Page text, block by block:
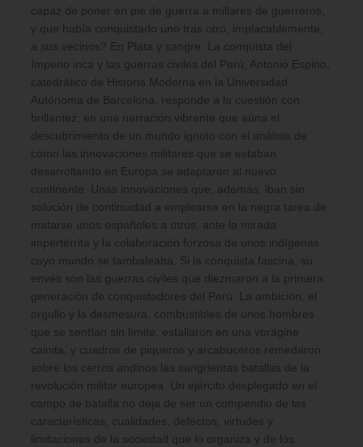
capaz de poner en pie de guerra a millares de guerreros,
y que había conquistado uno tras otro, implacablemente,
a sus vecinos? En Plata y sangre. La conquista del
Imperio inca y las guerras civiles del Perú, Antonio Espino,
catedrático de Historia Moderna en la Universidad
Autónoma de Barcelona, responde a la cuestión con
brillantez, en una narración vibrante que aúna el
descubrimiento de un mundo ignoto con el análisis de
cómo las innovaciones militares que se estaban
desarrollando en Europa se adaptaron al nuevo
continente. Unas innovaciones que, además, iban sin
solución de continuidad a emplearse en la negra tarea de
matarse unos españoles a otros, ante la mirada
impertérrita y la colaboración forzosa de unos indígenas
cuyo mundo se tambaleaba. Si la conquista fascina, su
envés son las guerras civiles que diezmaron a la primera
generación de conquistadores del Perú. La ambición, el
orgullo y la desmesura, combustibles de unos hombres
que se sentían sin límite, estallaron en una vorágine
cainita, y cuadros de piqueros y arcabuceros remedaron
sobre los cerros andinos las sangrientas batallas de la
revolución militar europea. Un ejército desplegado en el
campo de batalla no deja de ser un compendio de las
características, cualidades, defectos, virtudes y
limitaciones de la sociedad que lo organiza y de los